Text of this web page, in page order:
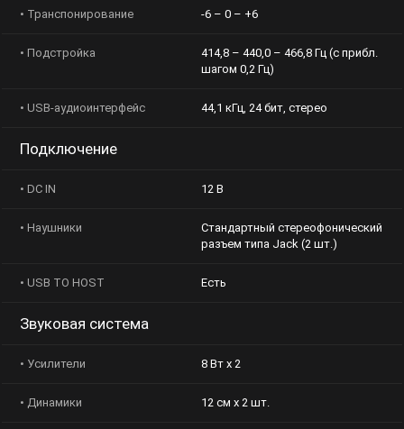
• Транспонирование -6 – 0 – +6
• Подстройка
414,8 – 440,0 – 466,8 Гц (с прибл.
шагом 0,2 Гц)
• USB-аудиоинтерфейс 44,1 кГц, 24 бит, стерео
Подключение
• DC IN 12 В
• Наушники
Стандартный стереофонический
разъем типа Jack (2 шт.)
• USB TO HOST Есть
Звуковая система
• Усилители 8 Вт х 2
• Динамики 12 см х 2 шт.